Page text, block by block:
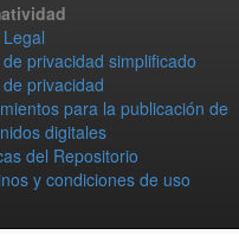
privacidad simplificado
privacidad
para la publicación de
digitales
del Repositorio
y condiciones de uso